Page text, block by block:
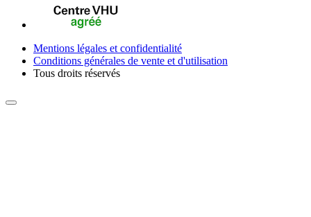
Mentions légales et confidentialité
Conditions générales de vente et d'utilisation
Tous droits réservés